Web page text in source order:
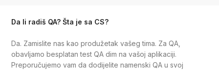
Da li radiš QA? Šta je sa CS?
Da. Zamislite nas kao produžetak vašeg tima. Za QA,
obavljamo besplatan test QA dim na vašoj aplikaciji.
Preporučujemo vam da dodijelite namenski QA u svoj